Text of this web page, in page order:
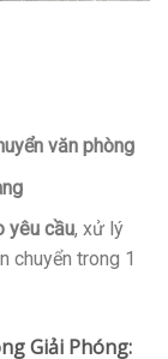
văn phòng
yêu cầu, xử lý
chuyển trong 1
Giải Phóng: